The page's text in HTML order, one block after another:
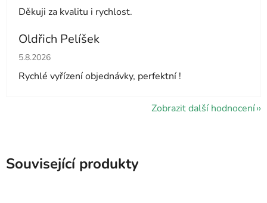
Děkuji za kvalitu i rychlost.
Oldřich Pelíšek
Hodnocení obchodu je 5 z 5 hvězdiček.
5.8.2026
Rychlé vyřízení objednávky, perfektní !
Zobrazit další hodnocení
Související produkty